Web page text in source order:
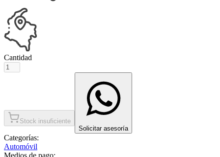
Cantidad
Stock insuficiente
Solicitar asesoría
Categorías:
Automóvil
Medios de pago: